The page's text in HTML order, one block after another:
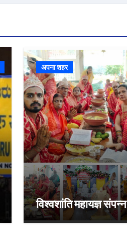
अपना शहर
विश्वशांति महायज्ञ संपन्न